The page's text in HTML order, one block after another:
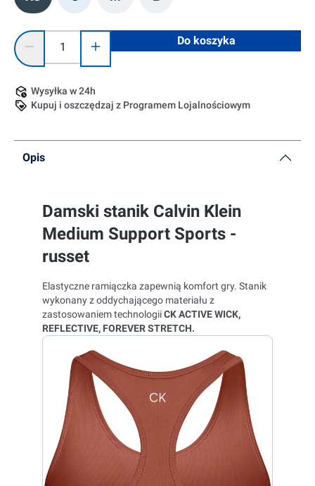
(Ta opcja jest obecnie niedostępna.)
(Ta opcja jest obecnie
Ilość produktu: Wprowadź żądaną ilość lub użyj
Do koszyka
Wysyłka w 24h
Kupuj i oszczędzaj z Programem Lojalnościowym
Opis
Damski stanik Calvin Klein
Medium Support Sports -
russet
Elastyczne ramiączka zapewnią komfort gry. Stanik
wykonany z oddychającego materiału z
zastosowaniem technologiiCK ACTIVE WICK,
REFLECTIVE, FOREVER STRETCH.